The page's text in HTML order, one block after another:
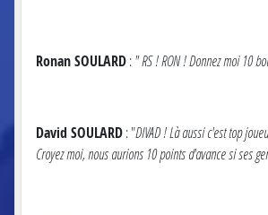
Ronan SOULARD:" RS ! RON ! Donnez moi 10
David SOULARD: "DIVAD ! Là aussi c'est top
Croyez moi, nous aurions 10 points d'avance si ses